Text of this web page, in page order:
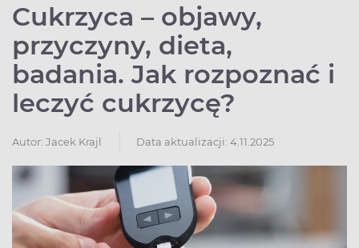
Cukrzyca – objawy,
przyczyny, dieta,
badania. Jak rozpoznać i
leczyć cukrzycę?
Autor: Jacek Krajl Data aktualizacji: 4.11.2025